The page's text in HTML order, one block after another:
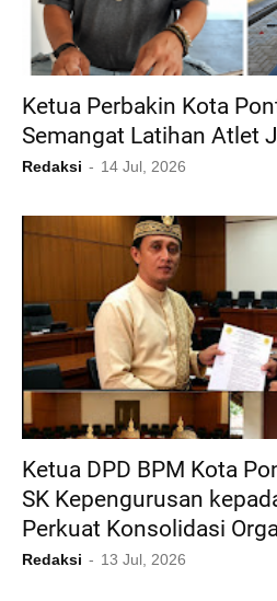
Ketua Perbakin Kota
Semangat Latihan Atlet
Redaksi 14 Jul, 2026
Ketua DPD BPM Kota
SK Kepengurusan
Perkuat Konsolidasi
Redaksi 13 Jul, 2026